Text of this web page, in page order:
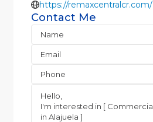
https://remaxcentralcr.com/
Contact Me